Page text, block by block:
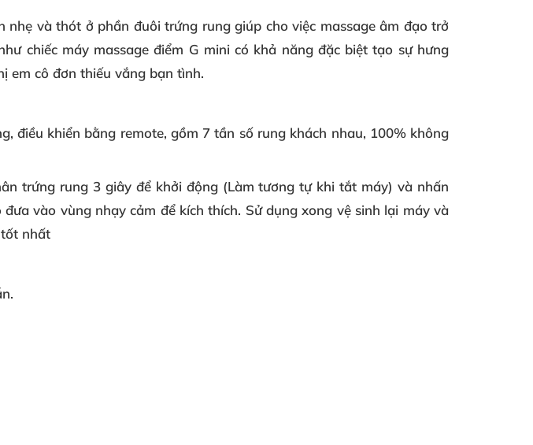
và thót ở phần đuôi trứng rung giúp cho việc massage âm đạo trở
chiếc máy massage điểm G mini có khả năng đặc biệt tạo sự hưng
em cô đơn thiếu vắng bạn tình.
điều khiển bằng remote, gồm 7 tần số rung khách nhau, 100% không
trứng rung 3 giây để khởi động (Làm tương tự khi tắt máy) và nhấn
vào vùng nhạy cảm để kích thích. Sử dụng xong vệ sinh lại máy và
tốt nhất